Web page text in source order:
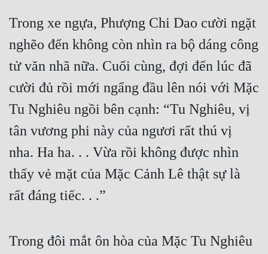
Dị Năng
Gia Đấu
Góc Nhìn Nam
Góc Nhìn Nữ
Huyền Huyễn
Huyền Ảo
Trong xe ngựa, Phượng Chi Dao cười ngặt
nghẽo đến không còn nhìn ra bộ dáng công
tử văn nhã nữa. Cuối cùng, đợi đến lúc đã
cười đủ rồi mới ngẩng đầu lên nói với Mặc
Tu Nghiêu ngồi bên cạnh: “Tu Nghiêu, vị
tân vương phi này của ngươi rất thú vị
nha. Ha ha. . . Vừa rồi không được nhìn
thấy vẻ mặt của Mặc Cảnh Lê thật sự là
rất đáng tiếc. . .”
Trong đôi mắt ôn hòa của Mặc Tu Nghiêu